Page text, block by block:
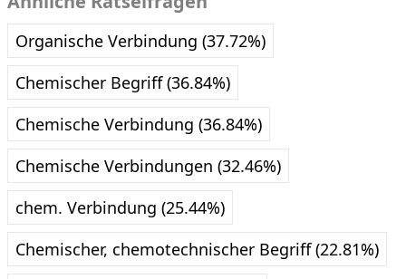
Organische Verbindung (37.72%)
Chemischer Begriff (36.84%)
Chemische Verbindung (36.84%)
Chemische Verbindungen (32.46%)
chem. Verbindung (25.44%)
Chemischer, chemotechnischer Begriff (22.81%)